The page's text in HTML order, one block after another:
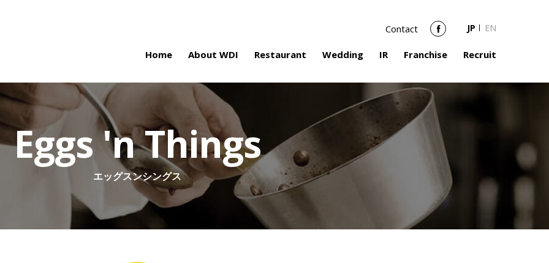
Home About WDI Restaurant Wedding IR Franchise Recruit
Contact Facebook
JP EN
Eggs 'n Things
エッグスンシングス